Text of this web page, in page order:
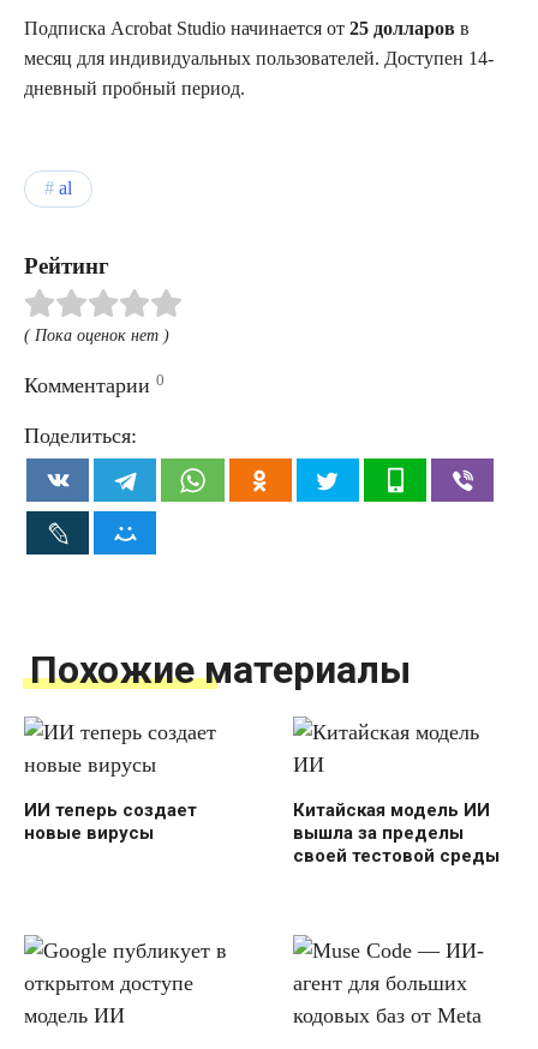
Подписка Acrobat Studio начинается от 25 долларов в
месяц для индивидуальных пользователей. Доступен 14-
дневный пробный период.
al
Рейтинг
( Пока оценок нет )
Комментарии 0
Поделиться:
Похожие материалы
ИИ теперь создает
новые вирусы
Китайская модель ИИ
вышла за пределы
своей тестовой среды